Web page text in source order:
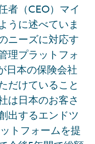
者（CEO）マイ
うに述べていま
ニーズに対応す
理プラットフォ
日本の保険会社
だけていること
は日本のお客さ
出するエンドツ
トフォームを提